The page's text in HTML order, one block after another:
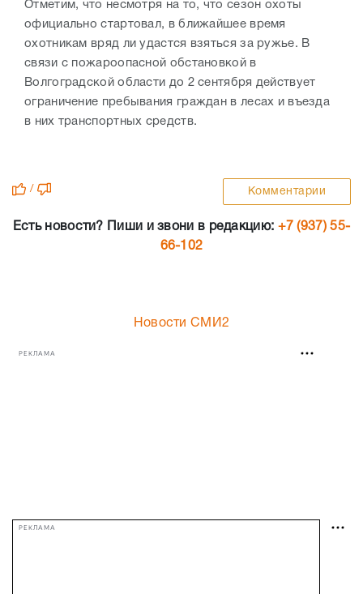
Отметим, что несмотря на то, что сезон охоты
официально стартовал, в ближайшее время
охотникам вряд ли удастся взяться за ружье. В
связи с пожароопасной обстановкой в
Волгоградской области до 2 сентября действует
ограничение пребывания граждан в лесах и въезда
в них транспортных средств.
/ Комментарии
Есть новости? Пиши и звони в редакцию: +7 (937) 55-
66-102
Новости СМИ2
РЕКЛАМА
РЕКЛАМА